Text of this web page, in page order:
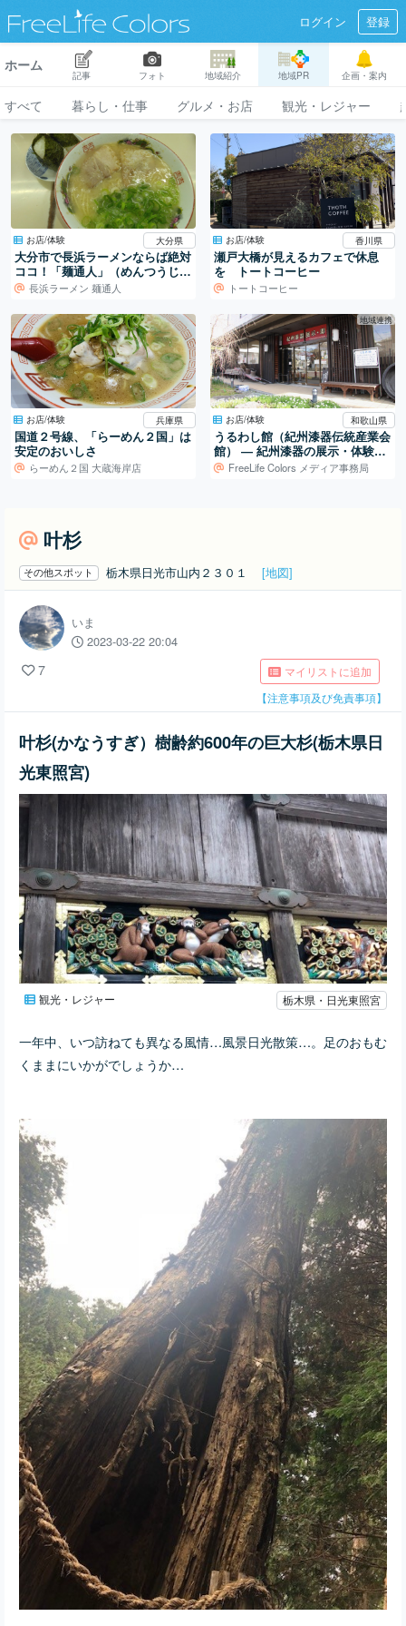
ログイン 登録
ホーム
記事 フォト 地域紹介 地域PR 企画・案内
すべて 暮らし・仕事 グルメ・お店 観光・レジャー
お店/体験 大分県
大分市で長浜ラーメンならば絶対
ココ！「麺通人」（めんつうじ
ん）長浜ラーメン 麺通人
お店/体験 香川県
瀬戸大橋が見えるカフェで休息
を トートコーヒー
トートコーヒー
お店/体験 兵庫県
国道２号線、「らーめん２国」は
安定のおいしさ
らーめん２国 大蔵海岸店
地域連携
お店/体験 和歌山県
うるわし館（紀州漆器伝統産業会
館） ― 紀州漆器の展示・体験・
販売を担う産地の拠点
FreeLife Colors メディア事務局
叶杉
その他スポット 栃木県日光市山内２３０１ [地図]
いま
2023-03-22 20:04
7
マイリストに追加
【注意事項及び免責事項】
叶杉(かなうすぎ）樹齢約600年の巨大杉(栃木県日
光東照宮)
観光・レジャー 栃木県・日光東照宮
一年中、いつ訪ねても異なる風情…風景日光散策…。足のおもむ
くままにいかがでしょうか…